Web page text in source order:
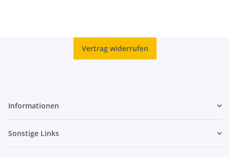
Vertrag widerrufen
Informationen
Sonstige Links